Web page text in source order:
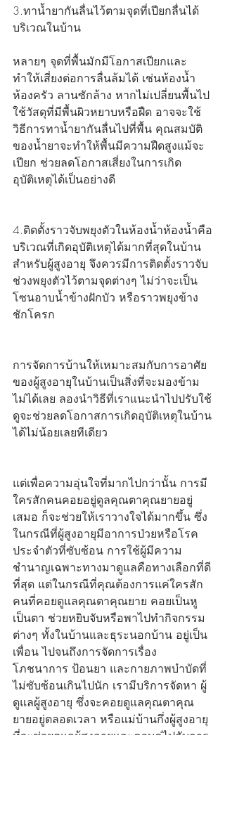
3.ทาน้ำยากันลื่นไว้ตามจุดที่เปียกลื่นได้
บริเวณในบ้าน
หลายๆ จุดที่พื้นมักมีโอกาสเปียกและ
ทำให้เสี่ยงต่อการลื่นล้มได้ เช่นห้องน้ำ
ห้องครัว ลานซักล้าง หากไม่เปลี่ยนพื้นไป
ใช้วัสดุที่มีพื้นผิวหยาบหรือฝืด อาจจะใช้
วิธีการทาน้ำยากันลื่นไปที่พื้น คุณสมบัติ
ของน้ำยาจะทำให้พื้นมีความฝืดสูงแม้จะ
เปียก ช่วยลดโอกาสเสี่ยงในการเกิด
อุบัติเหตุได้เป็นอย่างดี
4.ติดตั้งราวจับพยุงตัวในห้องน้ำห้องน้ำคือ
บริเวณที่เกิดอุบัติเหตุได้มากที่สุดในบ้าน
สำหรับผู้สูงอายุ จึงควรมีการติดตั้งราวจับ
ช่วงพยุงตัวไว้ตามจุดต่างๆ ไม่ว่าจะเป็น
โซนอาบน้ำข้างฝักบัว หรือราวพยุงข้าง
ชักโครก
การจัดการบ้านให้เหมาะสมกับการอาศัย
ของผู้สูงอายุในบ้านเป็นสิ่งที่จะมองข้าม
ไม่ได้เลย ลองนำวิธีที่เราแนะนำไปปรับใช้
ดูจะช่วยลดโอกาสการเกิดอุบัติเหตุในบ้าน
ได้ไม่น้อยเลยทีเดียว
แต่เพื่อความอุ่นใจที่มากไปกว่านั้น การมี
ใครสักคนคอยอยู่ดูลคุณตาคุณยายอยู่
เสมอ ก็จะช่วยให้เราวางใจได้มากขึ้น ซึ่ง
ในกรณีที่ผู้สูงอายุมีอาการป่วยหรือโรค
ประจำตัวที่ซับซ้อน การใช้ผู้มีความ
ชำนาญเฉพาะทางมาดูแลคือทางเลือกที่ดี
ที่สุด แต่ในกรณีที่คุณต้องการแค่ใครสัก
คนที่คอยดูแลคุณตาคุณยาย คอยเป็นหู
เป็นตา ช่วยหยิบจับหรือพาไปทำกิจกรรม
ต่างๆ ทั้งในบ้านและธุระนอกบ้าน อยู่เป็น
เพื่อน ไปจนถึงการจัดการเรื่อง
โภชนาการ ป้อนยา และกายภาพบำบัดที่
ไม่ซับซ้อนเกินไปนัก เรามีบริการจัดหา ผู้
ดูแลผู้สูงอายุ ซึ่งจะคอยดูแลคุณตาคุณ
ยายอยู่ตลอดเวลา หรือแม่บ้านกึ่งผู้สูงอายุ
ที่จะช่วยดูแลผู้สูงอายุและควบคู่ไปกับการ